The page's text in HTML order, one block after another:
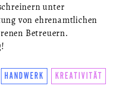
unter
von ehrenamtlichen
Betreuern.
HANDWERK KREATIVITÄT